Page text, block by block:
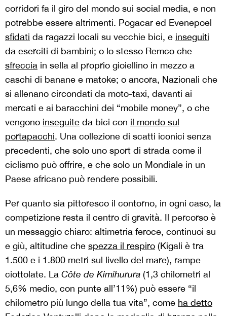
corridori fa il giro del mondo sui social media, e non
potrebbe essere altrimenti. Pogacar ed Evenepoel
sfidati da ragazzi locali su vecchie bici, e inseguiti
da eserciti di bambini; o lo stesso Remco che
sfreccia in sella al proprio gioiellino in mezzo a
caschi di banane e matoke; o ancora, Nazionali che
si allenano circondati da moto-taxi, davanti ai
mercati e ai baracchini dei “mobile money”, o che
vengono inseguite da bici con il mondo sul
portapacchi. Una collezione di scatti iconici senza
precedenti, che solo uno sport di strada come il
ciclismo può offrire, e che solo un Mondiale in un
Paese africano può rendere possibili.
Per quanto sia pittoresco il contorno, in ogni caso, la
competizione resta il centro di gravità. Il percorso è
un messaggio chiaro: altimetria feroce, continuoi su
e giù, altitudine che spezza il respiro (Kigali è tra
1.500 e i 1.800 metri sul livello del mare), rampe
ciottolate. La Côte de Kimihurura (1,3 chilometri al
5,6% medio, con punte all’11%) può essere “il
chilometro più lungo della tua vita”, come ha detto